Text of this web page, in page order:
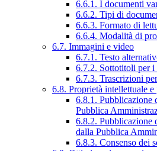
6.6.1. I documenti
6.6.2. Tipi di
6.6.3. Formato di
6.6.4. Modalità di
6.7. Immagini e video
6.7.1. Testo
6.7.2. Sottotitoli per i
6.7.3. Trascrizioni
6.8. Proprietà intellettuale
6.8.1. Pubblicazione
Pubblica
6.8.2. Pubblicazione
dalla Pubblica
6.8.3. Consenso dei